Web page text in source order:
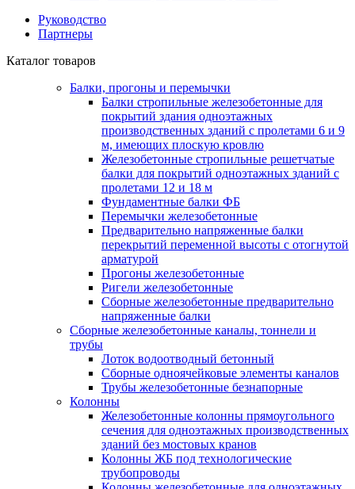
Руководство
Партнеры
Каталог товаров
Балки, прогоны и перемычки
Балки стропильные железобетонные для
покрытий здания одноэтажных
производственных зданий с пролетами 6 и 9
м, имеющих плоскую кровлю
Железобетонные стропильные решетчатые
балки для покрытий одноэтажных зданий с
пролетами 12 и 18 м
Фундаментные балки ФБ
Перемычки железобетонные
Предварительно напряженные балки
перекрытий переменной высоты с отогнутой
арматурой
Прогоны железобетонные
Ригели железобетонные
Сборные железобетонные предварительно
напряженные балки
Сборные железобетонные каналы, тоннели и
трубы
Лоток водоотводный бетонный
Сборные одноячейковые элементы каналов
Трубы железобетонные безнапорные
Колонны
Железобетонные колонны прямоугольного
сечения для одноэтажных производственных
зданий без мостовых кранов
Колонны ЖБ под технологические
трубопроводы